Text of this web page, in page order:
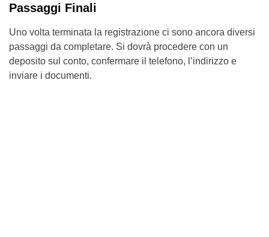
Passaggi Finali
Uno volta terminata la registrazione ci sono ancora diversi
passaggi da completare. Si dovrà procedere con un
deposito sul conto, confermare il telefono, l’indirizzo e
inviare i documenti.